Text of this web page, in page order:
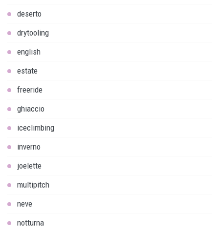
deserto
drytooling
english
estate
freeride
ghiaccio
iceclimbing
inverno
joelette
multipitch
neve
notturna